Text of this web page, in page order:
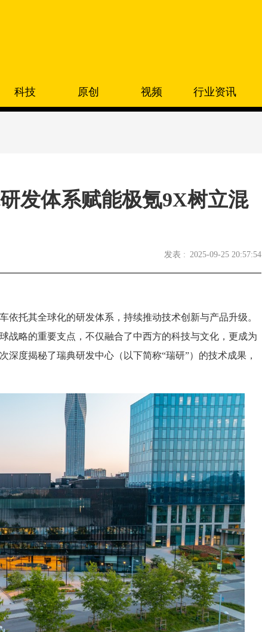
科技 原创 视频 行业资讯
发体系赋能极氪9X树立混
发表 : 2025-09-25 20:57:54
托其全球化的研发体系，持续推动技术创新与产品升级。
战略的重要支点，不仅融合了中西方的科技与文化，更成为
度揭秘了瑞典研发中心（以下简称“瑞研”）的技术成果，